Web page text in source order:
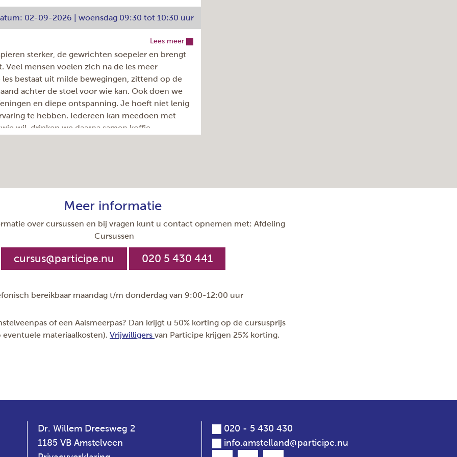
maandag
40
4
11:30 - 12:30u
Elke week
922.050.039
Inschrijven >
02-09-2026 | woensdag 09:30 tot 10:30 uur
Lees meer
sterker, de gewrichten soepeler en brengt
Veel mensen voelen zich na de les meer
les bestaat uit milde bewegingen, zittend op de
achter de stoel voor wie kan. Ook doen we
en diepe ontspanning. Je hoeft niet lenig
te hebben. Iedereen kan meedoen met
wil, drinken we daarna samen koffie.
Dignahoeve 174, Amstelveen
37
09:30 - 10:30u
922.050.145
23-06-2027
€ 6,05
Meer informatie
over cursussen en bij vragen kunt u contact opnemen met: Afdeling
Cursussen
cursus@participe.nu 020 5 430 441
bereikbaar maandag t/m donderdag van 9:00-12:00 uur
of een Aalsmeerpas? Dan krijgt u 50% korting op de cursusprijs
eventuele materiaalkosten). Vrijwilligers van Participe krijgen 25% korting.
Dr. Willem Dreesweg 2
1185 VB Amstelveen
020 - 5 430 430
info.amstelland@participe.nu